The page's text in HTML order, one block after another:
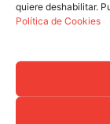
quiere deshabilitar.
Política de Cookies